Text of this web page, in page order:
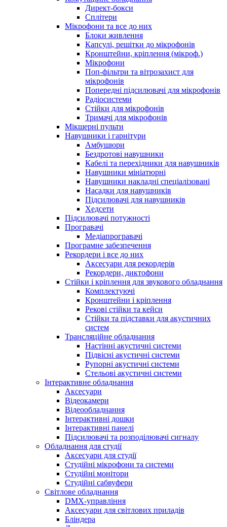
Директ-бокси
Сплітери
Мікрофони та все до них
Блоки живлення
Капсулі, решітки до мікрофонів
Кронштейни, кріплення (мікроф.)
Мікрофони
Поп-фільтри та вітрозахист для
мікрофонів
Попередні підсилювачі для мікрофонів
Радіосистеми
Стійки для мікрофонів
Тримачі для мікрофонів
Мікшерні пульти
Навушники і гарнітури
Амбушюри
Бездротові навушники
Кабелі та перехідники для навушників
Навушники мініатюрні
Навушники накладні спеціалізовані
Насадки для навушників
Підсилювачі для навушників
Хедсети
Підсилювачі потужності
Програвачі
Медіапрогравачі
Програмне забезпечення
Рекордери і все до них
Аксесуари для рекордерів
Рекордери, диктофони
Стійки і кріплення для звукового обладнання
Комплектуючі
Кронштейни і кріплення
Рекові стійки та кейси
Стійки та підставки для акустичних
систем
Трансляційне обладнання
Настінні акустичні системи
Підвісні акустичні системи
Рупорні акустичні системи
Стельові акустичні системи
Інтерактивне обладнання
Аксесуари
Відеокамери
Відеообладнання
Інтерактивні дошки
Інтерактивні панелі
Підсилювачі та розподілювачі сигналу
Обладнання для студії
Аксесуари для студії
Студійні мікрофони та системи
Студійні монітори
Студійні сабвуфери
Світлове обладнання
DMX-управління
Аксесуари для світлових приладів
Бліндера